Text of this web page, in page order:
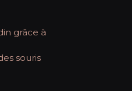
grâce à
souris